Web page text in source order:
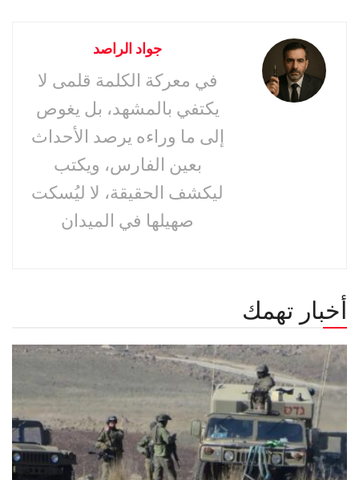
جواد الراصد
في معركة الكلمة قلمى لا
يكتفي بالمشهد، بل يغوص
إلى ما وراءه يرصد الأحداث
بعين الفارس، ويكتب
ليكشف الحقيقة، لا ليُسكت
صهيلها في الميدان
أخبار تهمك